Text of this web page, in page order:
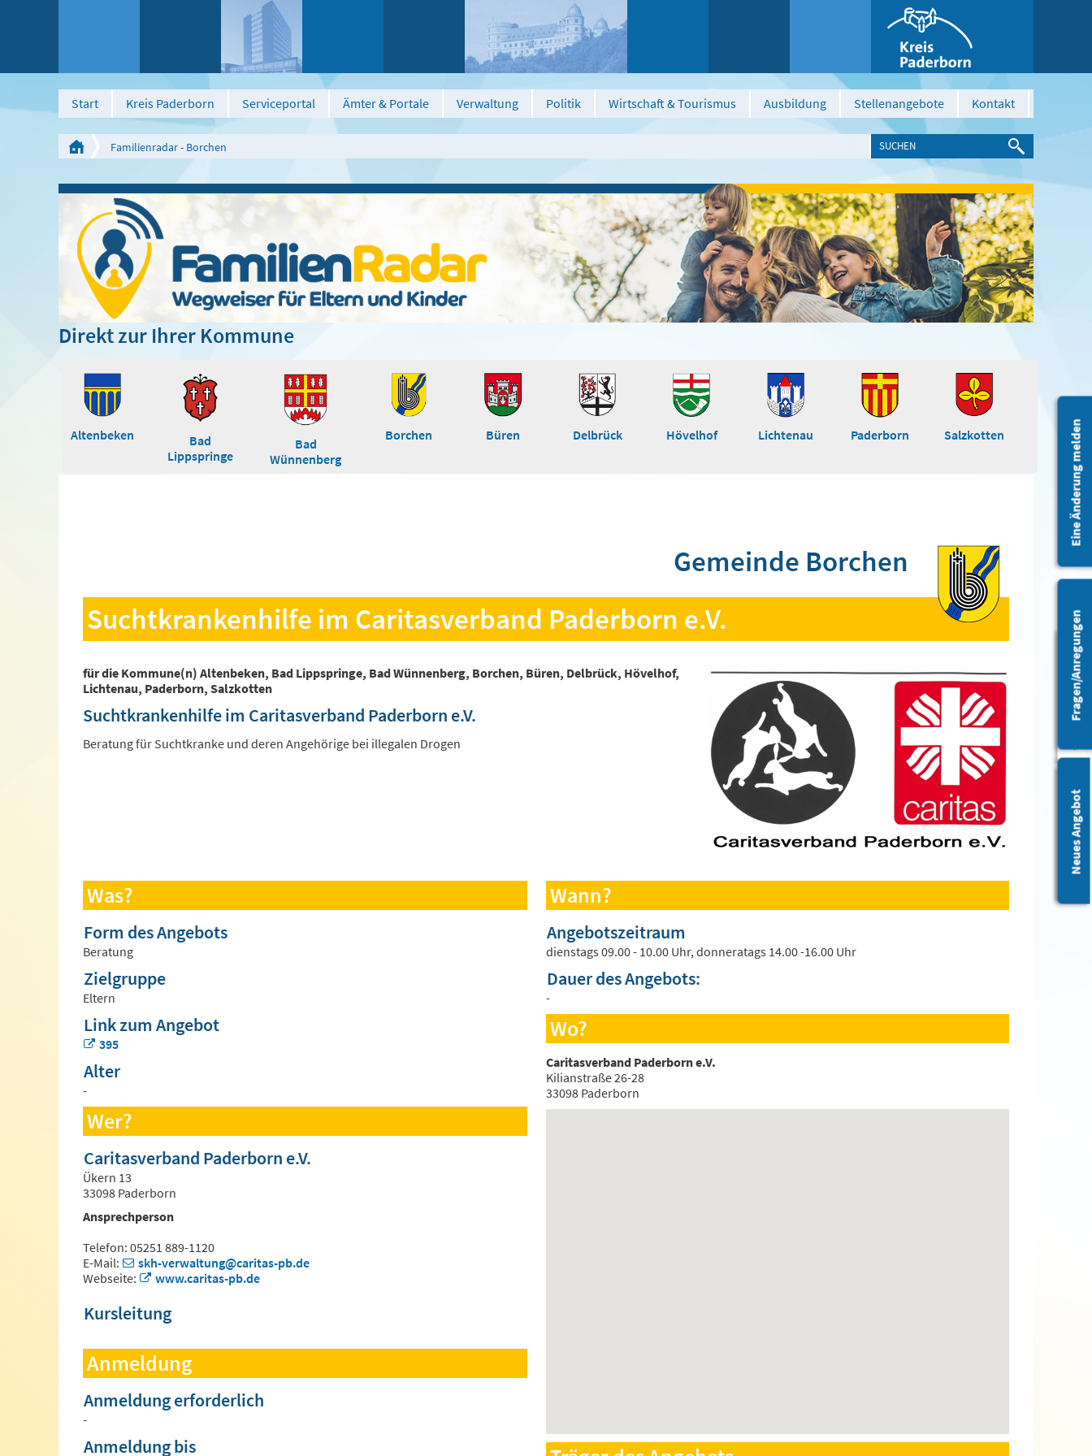
Leichte Sprache
Barrierefreiheit
Start Kreis Paderborn Serviceportal Ämter & Portale Verwaltung Politik Wirtschaft & Tourismus Ausbildung Stellenangebote Kontakt
Familienradar - Borchen
Eine Änderung melden
Neues Angebot
Fragen/Anregungen
Direkt zur Ihrer Kommune
Altenbeken
Bad
Lippspringe
Bad
Wünnenberg
Borchen Büren Delbrück Hövelhof Lichtenau Paderborn Salzkotten
Gemeinde Borchen
Suchtkrankenhilfe im Caritasverband Paderborn e.V.
für die Kommune(n) Altenbeken, Bad Lippspringe, Bad Wünnenberg, Borchen, Büren, Delbrück, Hövelhof,
Lichtenau, Paderborn, Salzkotten
Suchtkrankenhilfe im Caritasverband Paderborn e.V.
Beratung für Suchtkranke und deren Angehörige bei illegalen Drogen
Was?
Form des Angebots
Beratung
Zielgruppe
Eltern
Link zum Angebot
395
Alter
-
Wer?
Caritasverband Paderborn e.V.
Ükern 13
33098 Paderborn
Ansprechperson
Telefon: 05251 889-1120
E-Mail:
skh-verwaltung@caritas-pb.de
Webseite:
www.caritas-pb.de
Kursleitung
Anmeldung
Anmeldung erforderlich
-
Anmeldung bis
Wann?
Angebotszeitraum
dienstags 09.00 - 10.00 Uhr, donneratags 14.00 -16.00 Uhr
Dauer des Angebots:
-
Wo?
Caritasverband Paderborn e.V.
Kilianstraße 26-28
33098 Paderborn